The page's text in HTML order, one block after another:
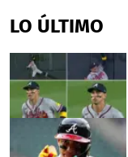
of
2
0
LO ÚLTIMO